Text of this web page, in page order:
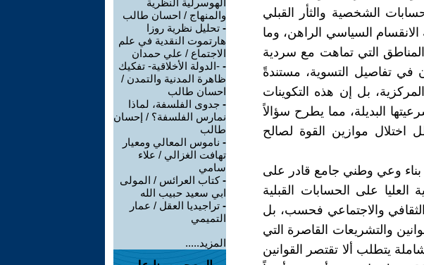
الشخصية والثأر القبلي
السياسي الراهن، وما
التي تماهت مع سردية
في تفاصيل التسوية، مستندةً
بل إن هذه التكوينات
البديلة، مما يطرح سؤالاً
موازين القوة لصالح
بناء وعي وطني جامع قادر على
على الحسابات القبلية
والاجتماعي فحسب، بل
والتشريعات القاصرة التي
يتطلب ألا تقتصر القوانين
الهوسرلية النظرية
والمنهاج / احسان طالب
- تحليل نظرية روزا
هارتموت النقدية في علم
الاجتماع / علي حمدان
- -الدولة الأخلاقية- تفكيك
ظاهرة المدنية والتمدن /
احسان طالب
- جدوى الفلسفة، لماذا
نمارس الفلسفة؟ / إحسان
طالب
- ناموس المعالي ومعيار
تهافت الغزالي / علاء
سامي
-كتاب العرائس / المولى
ابي سعيد حبيب الله
- تراجيديا العقل / عمار
التميمي
المزيد.....